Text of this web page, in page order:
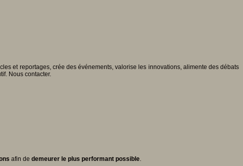
et reportages, crée des événements, valorise les innovations, alimente des débats
Nous contacter.
afin de demeurer le plus performant possible.